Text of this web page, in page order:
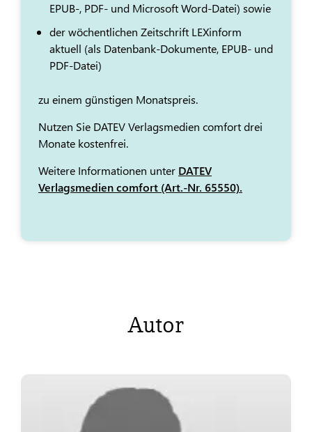
EPUB-, PDF- und Microsoft Word-Datei) sowie
der wöchentlichen Zeitschrift LEXinform
aktuell (als Datenbank-Dokumente, EPUB- und
PDF-Datei)
zu einem günstigen Monatspreis.
Nutzen Sie DATEV Verlagsmedien comfort drei
Monate kostenfrei.
Weitere Informationen unter DATEV
Verlagsmedien comfort (Art.-Nr. 65550).
Autor